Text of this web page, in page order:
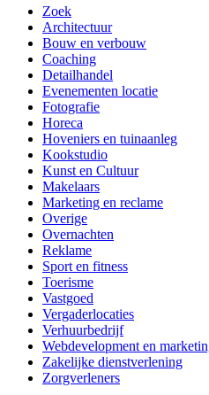
+
−
Zoek
Architectuur
Bouw en verbouw
Coaching
Detailhandel
Evenementen locatie
Fotografie
Horeca
Hoveniers en tuinaanleg
Kookstudio
Kunst en Cultuur
Makelaars
Marketing en reclame
Overige
Overnachten
Reklame
Sport en fitness
Toerisme
Vastgoed
Vergaderlocaties
Verhuurbedrijf
Webdevelopment en
Zakelijke dienstverlening
Zorgverleners